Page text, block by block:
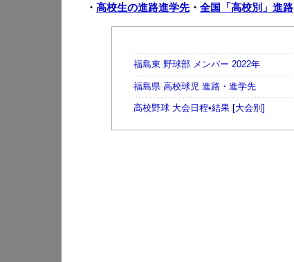
・ 高校生の進路進学先・ 全国「高校別」進路
福島東 野球部 メンバー 2022年
福島県 高校球児 進路・進学先
高校野球 大会日程•結果 [大会別]